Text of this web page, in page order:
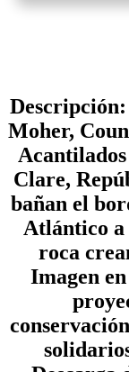
Moher,
Clare,
bañan el
Atlántico a
roca
Imagen